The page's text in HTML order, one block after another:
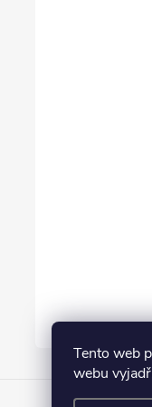
Tento web
webu